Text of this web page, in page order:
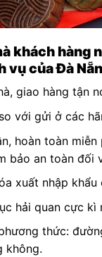
khách hàng
vụ của Đà
giao hàng tận
với gửi ở các
hoàn toàn miễn
bảo an toàn đối
xuất nhập
hải quan cực kì
thức:
không.